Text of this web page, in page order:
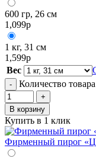
600 гр, 26 см
1,099р
1 кг, 31 см
1,599р
Вес
- Количество
+
В корзину
Купить в 1 клик
Фирменный пирог